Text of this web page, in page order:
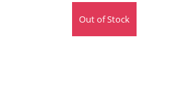
Out of Stock